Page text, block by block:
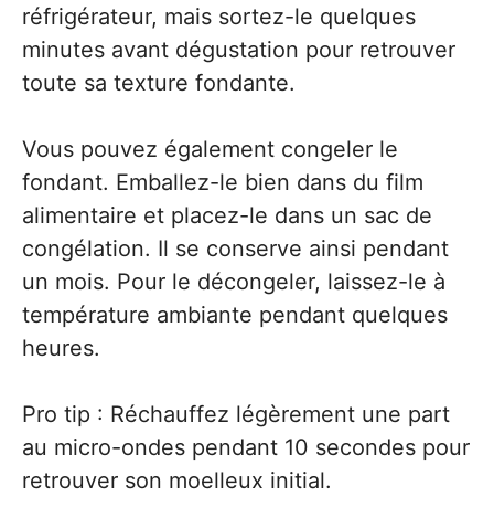
réfrigérateur, mais sortez-le quelques
minutes avant dégustation pour retrouver
toute sa texture fondante.
Vous pouvez également congeler le
fondant. Emballez-le bien dans du film
alimentaire et placez-le dans un sac de
congélation. Il se conserve ainsi pendant
un mois. Pour le décongeler, laissez-le à
température ambiante pendant quelques
heures.
Pro tip : Réchauffez légèrement une part
au micro-ondes pendant 10 secondes pour
retrouver son moelleux initial.